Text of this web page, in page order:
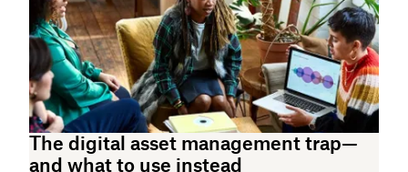
The digital asset management trap—
and what to use instead